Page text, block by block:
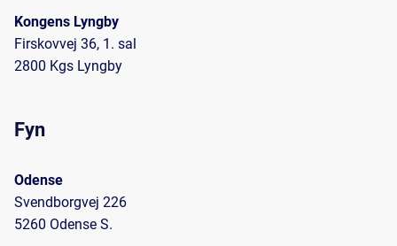
Kongens Lyngby
Firskovvej 36, 1. sal
2800 Kgs Lyngby
Fyn
Odense
Svendborgvej 226
5260 Odense S.